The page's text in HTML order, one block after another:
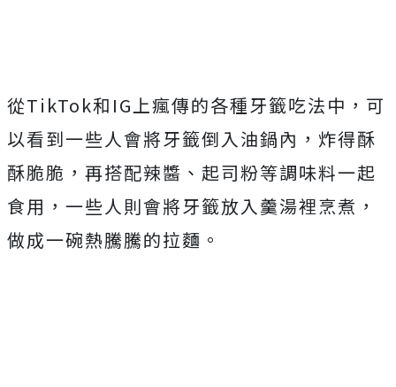
從TikTok和IG上瘋傳的各種牙籤吃法中，可
以看到一些人會將牙籤倒入油鍋內，炸得酥
酥脆脆，再搭配辣醬、起司粉等調味料一起
食用，一些人則會將牙籤放入羹湯裡烹煮，
做成一碗熱騰騰的拉麵。